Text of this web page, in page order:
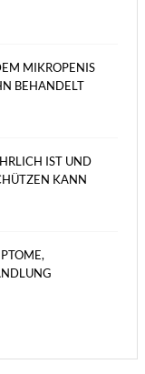
MIKROPENIS
BEHANDELT
IST UND
KANN